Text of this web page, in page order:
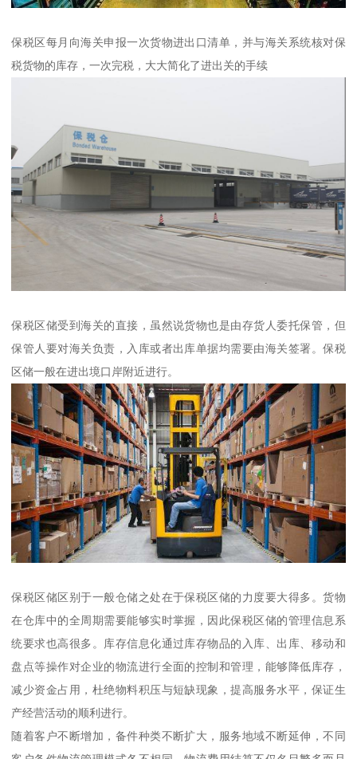
保税区每月向海关申报一次货物进出口清单，并与海关系统核对保
税货物的库存，一次完税，大大简化了进出关的手续
保税区储受到海关的直接，虽然说货物也是由存货人委托保管，但
保管人要对海关负责，入库或者出库单据均需要由海关签署。保税
区储一般在进出境口岸附近进行。
保税区储区别于一般仓储之处在于保税区储的力度要大得多。货物
在仓库中的全周期需要能够实时掌握，因此保税区储的管理信息系
统要求也高很多。库存信息化通过库存物品的入库、出库、移动和
盘点等操作对企业的物流进行全面的控制和管理，能够降低库存，
减少资金占用，杜绝物料积压与短缺现象，提高服务水平，保证生
产经营活动的顺利进行。
随着客户不断增加，备件种类不断扩大，服务地域不断延伸，不同